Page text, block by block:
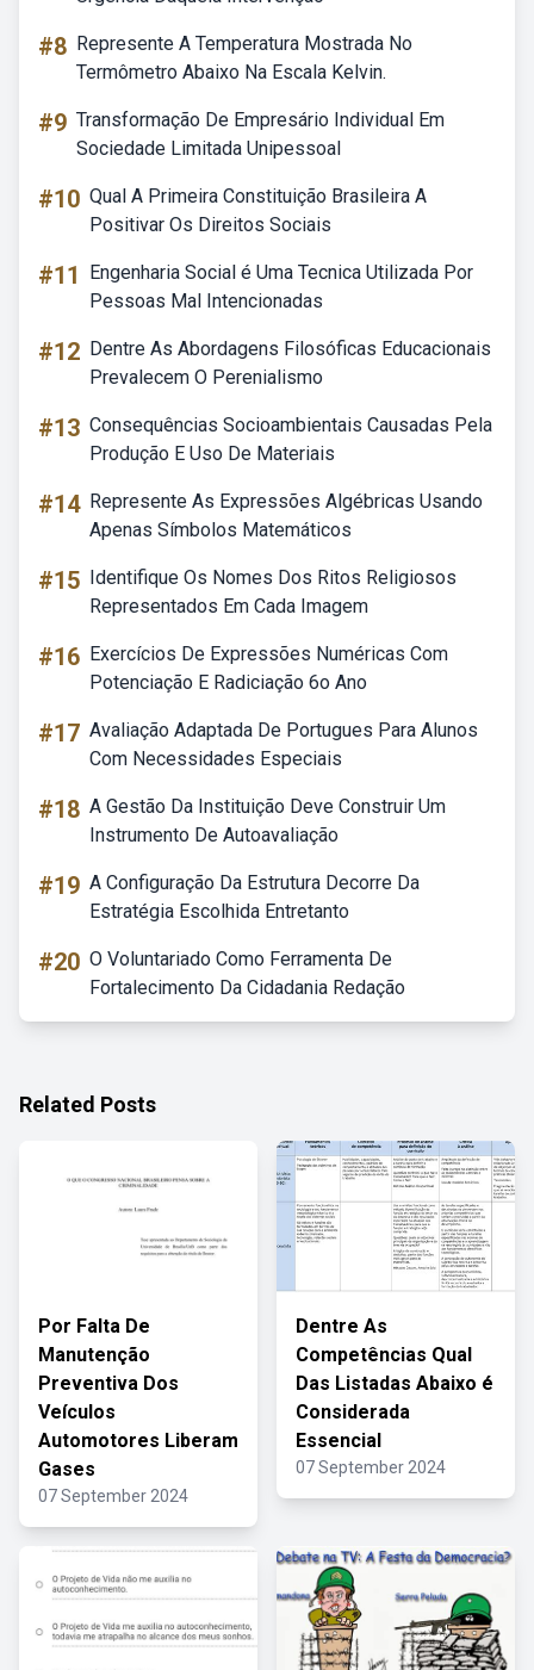
#8 Represente A Temperatura Mostrada No
Termômetro Abaixo Na Escala Kelvin.
#9 Transformação De Empresário Individual Em
Sociedade Limitada Unipessoal
#10 Qual A Primeira Constituição Brasileira A
Positivar Os Direitos Sociais
#11
Engenharia Social é Uma Tecnica Utilizada Por
Pessoas Mal Intencionadas
#12 Dentre As Abordagens Filosóficas Educacionais
Prevalecem O Perenialismo
#13 Consequências Socioambientais Causadas Pela
Produção E Uso De Materiais
#14 Represente As Expressões Algébricas Usando
Apenas Símbolos Matemáticos
#15 Identifique Os Nomes Dos Ritos Religiosos
Representados Em Cada Imagem
#16 Exercícios De Expressões Numéricas Com
Potenciação E Radiciação 6o Ano
#17 Avaliação Adaptada De Portugues Para Alunos
Com Necessidades Especiais
#18 A Gestão Da Instituição Deve Construir Um
Instrumento De Autoavaliação
#19 A Configuração Da Estrutura Decorre Da
Estratégia Escolhida Entretanto
#20 O Voluntariado Como Ferramenta De
Fortalecimento Da Cidadania Redação
Related Posts
Por Falta De
Manutenção
Preventiva Dos
Veículos
Automotores Liberam
Gases
07 September 2024
Dentre As
Competências Qual
Das Listadas Abaixo é
Considerada
Essencial
07 September 2024